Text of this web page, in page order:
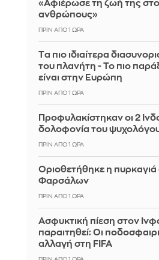
«Αφιέρωσε τη ζωή της
ανθρώπους»
ΠΡΙΝ ΑΠΌ 1 ΏΡΑ
Tα πιο ιδιαίτερα
του πλανήτη - Το πιο
είναι στην Ευρώπη
ΠΡΙΝ ΑΠΌ 1 ΏΡΑ
Προφυλακίστηκαν οι 2
δολοφονία του
ΠΡΙΝ ΑΠΌ 1 ΏΡΑ
Οριοθετήθηκε η
Φαρσάλων
ΠΡΙΝ ΑΠΌ 1 ΏΡΑ
Ασφυκτική πίεση στον
παραιτηθεί: Οι
αλλαγή στη FIFA